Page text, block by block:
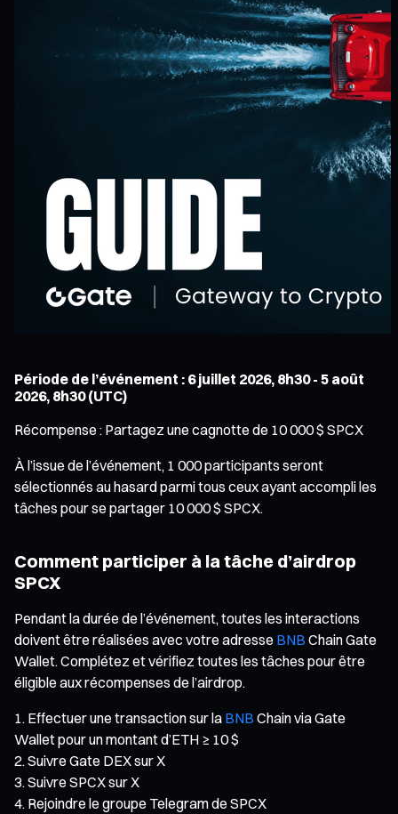
Période de l’événement : 6 juillet 2026, 8h30 - 5 août
2026, 8h30 (UTC)
Récompense : Partagez une cagnotte de 10 000 $ SPCX
À l’issue de l’événement, 1 000 participants seront
sélectionnés au hasard parmi tous ceux ayant accompli les
tâches pour se partager 10 000 $ SPCX.
Comment participer à la tâche d’airdrop
SPCX
Pendant la durée de l’événement, toutes les interactions
doivent être réalisées avec votre adresse BNB Chain Gate
Wallet. Complétez et vérifiez toutes les tâches pour être
éligible aux récompenses de l’airdrop.
Effectuer une transaction sur la BNB Chain via Gate
Wallet pour un montant d’ETH ≥ 10 $
Suivre Gate DEX sur X
Suivre SPCX sur X
Rejoindre le groupe Telegram de SPCX